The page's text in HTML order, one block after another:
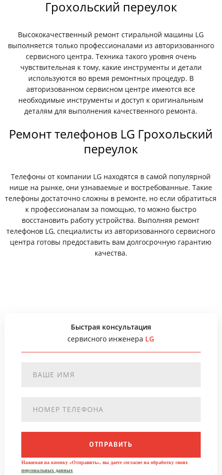
Грохольский переулок
Высококачественный ремонт стиральной машины LG
выполняется только профессионалами из авторизованного
сервисного центра. Техника такого уровня очень
чувствительная к тому, какие инструменты и детали
используются во время ремонтных процедур. В
авторизованном сервисном центре имеются все
необходимые инструменты и доступ к оригинальным
деталям для выполнения качественного ремонта.
Ремонт телефонов LG Грохольский
переулок
Телефоны от компании LG находятся в самой популярной
нише на рынке, они узнаваемые и востребованные. Такие
телефоны достаточно сложны в ремонте, но если обратиться
к профессионалам за помощью, то можно быстро
восстановить работу устройства. Выполняя ремонт
телефонов LG, специалисты из авторизованного сервисного
центра готовы предоставить вам долгосрочную гарантию
качества.
Быстрая консультация
сервисного инженера LG
ОТПРАВИТЬ
Нажимая на кнопку «Отправить», вы даете согласие на обработку своих
персональных данных